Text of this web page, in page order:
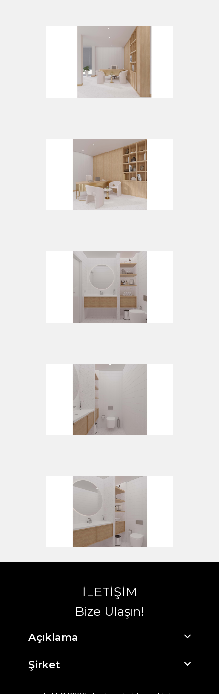
İLETİŞİM
Bize Ulaşın!
Açıklama
Şirket